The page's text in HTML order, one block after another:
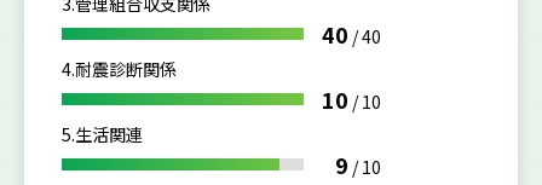
40 /40
4.耐震診断関係
10 /10
5.生活関連
9 /10